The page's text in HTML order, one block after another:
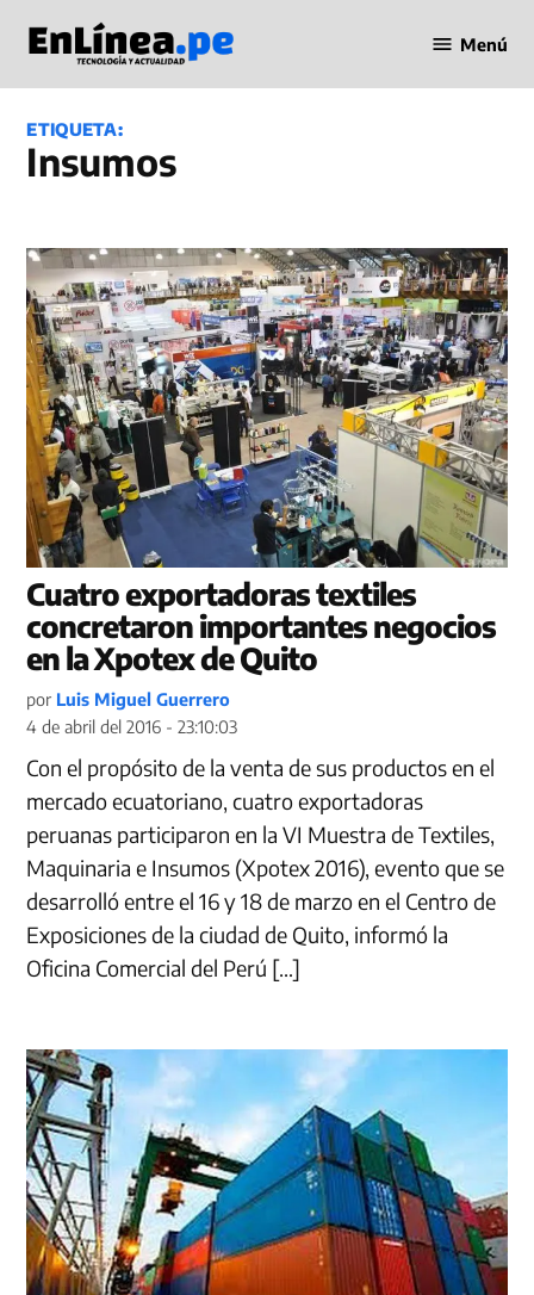
contenido
en Línea
Menú
ETIQUETA:
insumos
Cuatro exportadoras textiles
concretaron importantes negocios
en la Xpotex de Quito
por Luis Miguel Guerrero
4 de abril del 2016 - 23:10:03
Con el propósito de la venta de sus productos en el
mercado ecuatoriano, cuatro exportadoras
peruanas participaron en la VI Muestra de Textiles,
Maquinaria e Insumos (Xpotex 2016), evento que se
desarrolló entre el 16 y 18 de marzo en el Centro de
Exposiciones de la ciudad de Quito, informó la
Oficina Comercial del Perú […]